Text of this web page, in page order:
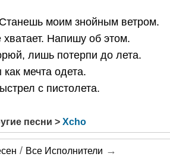
моим знойным ветром.
хватает. Напишу об этом.
лишь потерпи до лета.
как мечта одета.
с пистолета.
песни > Xcho
/ Все Исполнители →